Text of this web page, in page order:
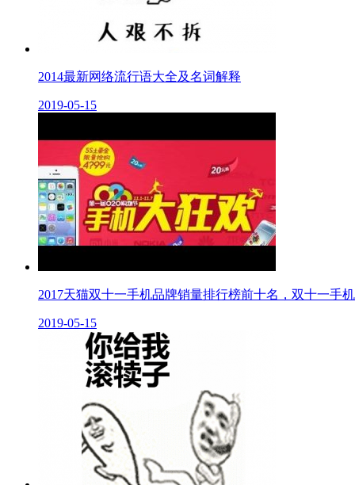
2014最新网络流行语大全及名词解释
2019-05-15
2017天猫双十一手机品牌销量排行榜前十名，双十一手
2019-05-15